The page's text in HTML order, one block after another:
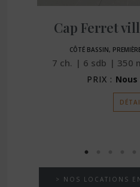
Cap Ferret
CÔTÉ BASSIN,
7 ch. 6 sdb 350
PRIX :
> NOS LOCATIONS